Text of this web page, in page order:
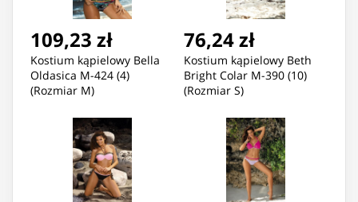
109,23 zł
Kostium kąpielowy Bella
Oldasica M-424 (4)
(Rozmiar M)
76,24 zł
Kostium kąpielowy Beth
Bright Colar M-390 (10)
(Rozmiar S)